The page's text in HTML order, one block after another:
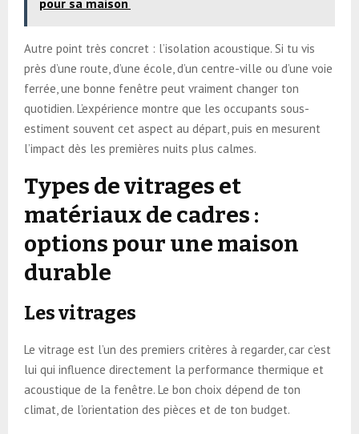
Autre point très concret : l’isolation acoustique. Si tu vis
près d’une route, d’une école, d’un centre-ville ou d’une voie
ferrée, une bonne fenêtre peut vraiment changer ton
quotidien. L’expérience montre que les occupants sous-
estiment souvent cet aspect au départ, puis en mesurent
l’impact dès les premières nuits plus calmes.
Types de vitrages et
matériaux de cadres :
options pour une maison
durable
Les vitrages
Le vitrage est l’un des premiers critères à regarder, car c’est
lui qui influence directement la performance thermique et
acoustique de la fenêtre. Le bon choix dépend de ton
climat, de l’orientation des pièces et de ton budget.